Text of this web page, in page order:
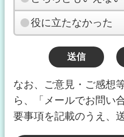
役に立たなかった
なお、ご意見・ご感想
ら、「メールでお問い
要事項を記載のうえ、